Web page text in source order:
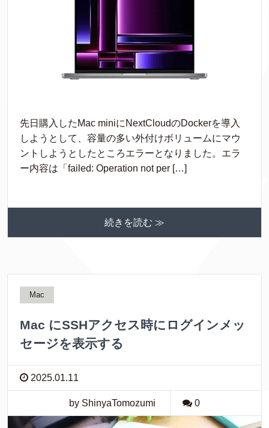
先日購入したMac miniにNextCloudのDockerを導入
しようとして、容量の多い外付けボリュームにマウ
ントしようとしたところエラーとなりました。エラ
ー内容は「failed: Operation not per […]
続きを読む ≫
Mac
Mac にSSHアクセス時にログインメッ
セージを表示する
2025.01.11
by ShinyaTomozumi 0